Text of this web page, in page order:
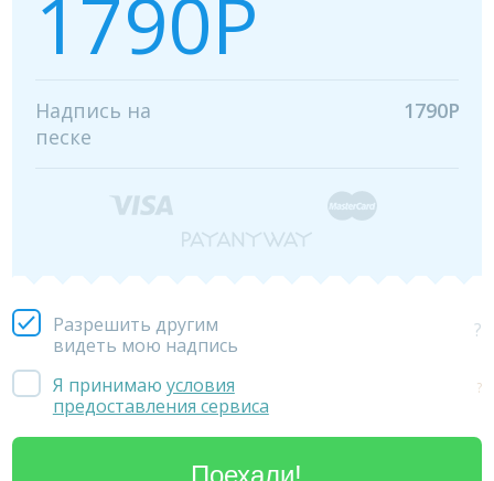
1790Р
Надпись на
песке
1790Р
Разрешить другим
видеть мою надпись
?
Я принимаю условия
предоставления сервиса
?